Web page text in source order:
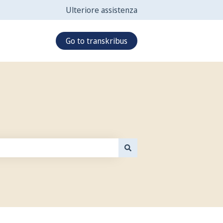
Ulteriore assistenza
Go to transkribus